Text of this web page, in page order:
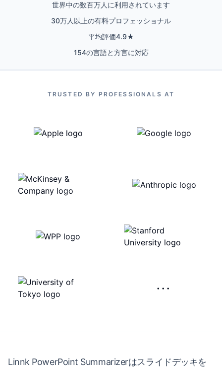
世界中の数百万人に利用されています
30万人以上の有料プロフェッショナル
平均評価4.9★
154の言語と方言に対応
TRUSTED BY PROFESSIONALS AT
···
Linnk PowerPoint Summarizerはスライドデッキを